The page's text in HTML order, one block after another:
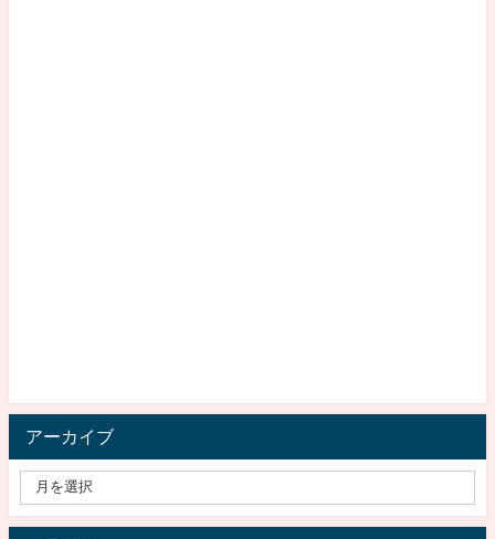
アーカイブ